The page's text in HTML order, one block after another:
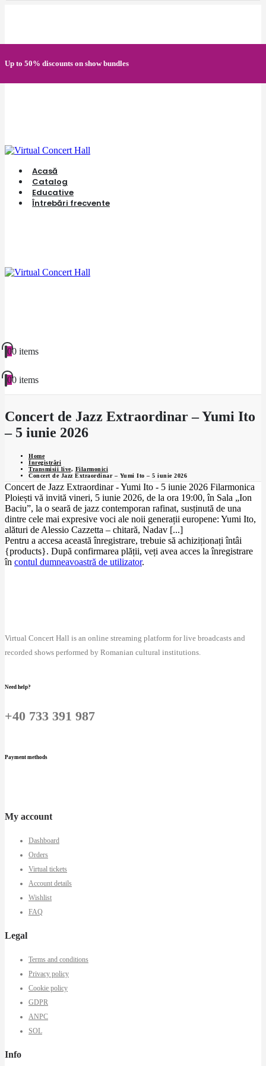
Up to 50% discounts on show bundles
Acasă
Catalog
Educative
Întrebări frecvente
00 items
00 items
Concert de Jazz Extraordinar – Yumi Ito
– 5 iunie 2026
Home
Înregistrări
Transmisii live, Filarmonici
Concert de Jazz Extraordinar – Yumi Ito – 5 iunie 2026
Concert de Jazz Extraordinar - Yumi Ito - 5 iunie 2026 Filarmonica
Ploiești vă invită vineri, 5 iunie 2026, de la ora 19:00, în Sala „Ion
Baciu”, la o seară de jazz contemporan rafinat, susținută de una
dintre cele mai expresive voci ale noii generații europene: Yumi Ito,
alături de Alessio Cazzetta – chitară, Nadav [...]
Pentru a accesa această înregistrare, trebuie să achiziționați întâi
{products}. După confirmarea plății, veți avea acces la înregistrare
în contul dumneavoastră de utilizator.
Virtual Concert Hall is an online streaming platform for live broadcasts and
recorded shows performed by Romanian cultural institutions.
Need help?
+40 733 391 987
Payment methods
My account
Dashboard
Orders
Virtual tickets
Account details
Wishlist
FAQ
Legal
Terms and conditions
Privacy policy
Cookie policy
GDPR
ANPC
SOL
Info